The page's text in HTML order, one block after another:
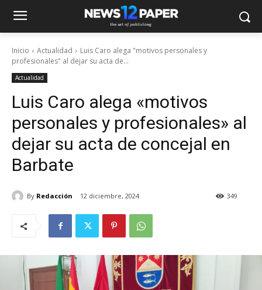
Inicio Actualidad
Luis Caro alega "motivos personales y
profesionales" al dejar su acta de...
Actualidad
Luis Caro alega «motivos
personales y profesionales» al
dejar su acta de concejal en
Barbate
By Redacción 12 diciembre, 2024 349